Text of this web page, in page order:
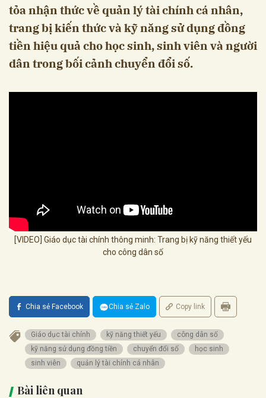
tỏa nhận thức về quản lý tài chính cá nhân,
trang bị kiến thức và kỹ năng sử dụng đồng
tiền hiệu quả cho học sinh, sinh viên và người
dân trong bối cảnh chuyển đổi số.
[VIDEO] Giáo dục tài chính thông minh: Trang bị kỹ năng thiết yếu
cho công dân số
Chia sẻ Facebook Chia sẻ Zalo Copy link
Giáo dục tài chính kỹ năng thiết yếu
công dân số
kỹ năng sử dụng đồng tiền
chuyển đổi số
học sinh
sinh viên
quản lý tài chính cá nhân
Bài liên quan